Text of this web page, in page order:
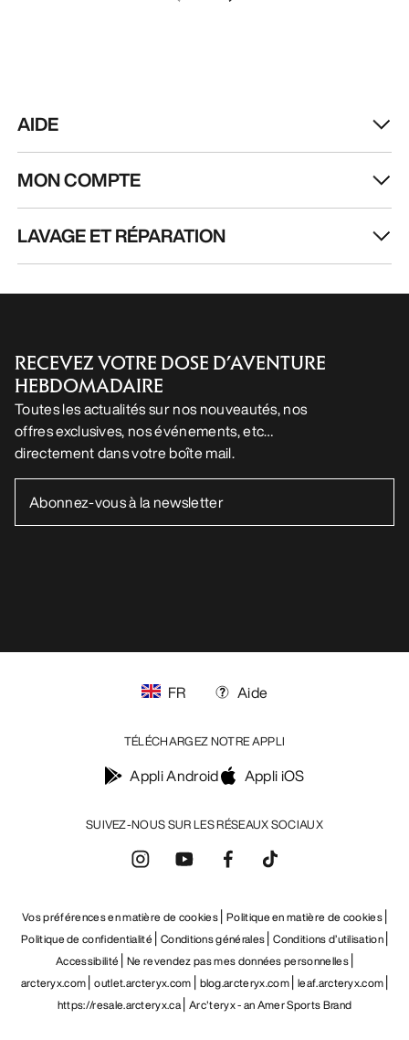
AIDE
MON COMPTE
LAVAGE ET RÉPARATION
RECEVEZ VOTRE DOSE D’AVENTURE
HEBDOMADAIRE
Toutes les actualités sur nos nouveautés, nos
offres exclusives, nos événements, etc…
directement dans votre boîte mail.
SUIVEZ-NOUS SUR LES RÉSEAUX SOCIAUX
FR Aide
TÉLÉCHARGEZ NOTRE APPLI
Appli Android Appli iOS
Vos préférences en matière de cookies Politique en matière de cookies
Politique de confidentialité Conditions générales Conditions d’utilisation
Accessibilité Ne revendez pas mes données personnelles
arcteryx.com outlet.arcteryx.com blog.arcteryx.com leaf.arcteryx.com
https://resale.arcteryx.ca Arc'teryx - an Amer Sports Brand